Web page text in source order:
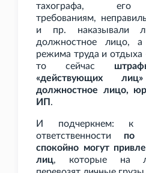
тахографа, его
требованиям,
и пр. наказывали
должностное лицо,
режима труда и отдыха
то сейчас
«действующих
должностное лицо,
ИП .
И подчеркнем: к
ответственности по
спокойно могут
лиц, которые на